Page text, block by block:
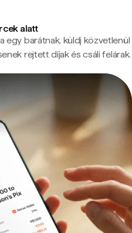
alatt
egy barátnak, küldj közvetlenül
rejtett díjak és csáli felárak.